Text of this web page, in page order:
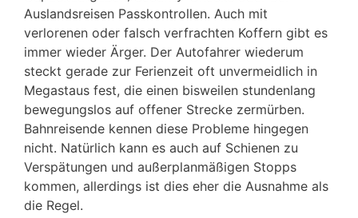
Auslandsreisen Passkontrollen. Auch mit
verlorenen oder falsch verfrachten Koffern gibt es
immer wieder Ärger. Der Autofahrer wiederum
steckt gerade zur Ferienzeit oft unvermeidlich in
Megastaus fest, die einen bisweilen stundenlang
bewegungslos auf offener Strecke zermürben.
Bahnreisende kennen diese Probleme hingegen
nicht. Natürlich kann es auch auf Schienen zu
Verspätungen und außerplanmäßigen Stopps
kommen, allerdings ist dies eher die Ausnahme als
die Regel.